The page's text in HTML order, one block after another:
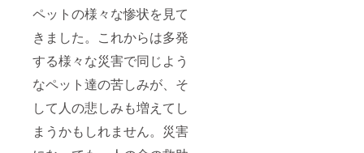
ペットの様々な惨状を見て
きました。これからは多発
する様々な災害で同じよう
なペット達の苦しみが、そ
して人の悲しみも増えてし
まうかもしれません。災害